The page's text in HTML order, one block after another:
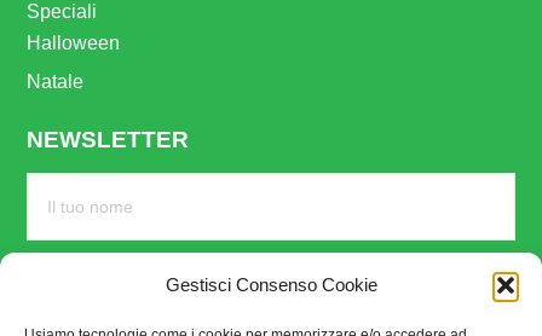
Gestisci Consenso Cookie
Speciali
Halloween
Natale
NEWSLETTER